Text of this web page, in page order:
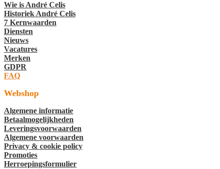
Wie is André Celis
Historiek André Celis
7 Kernwaarden
Diensten
Nieuws
Vacatures
Merken
GDPR
FAQ
Webshop
Algemene informatie
Betaalmogelijkheden
Leveringsvoorwaarden
Algemene voorwaarden
Privacy & cookie policy
Promoties
Herroepingsformulier